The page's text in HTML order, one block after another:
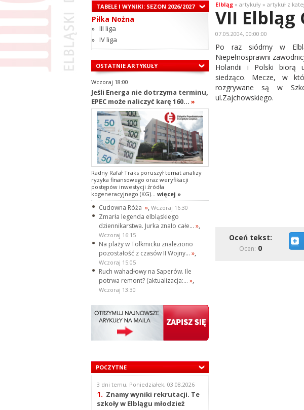
TABELE I WYNIKI: SEZON 2026/2027
Piłka Nożna
» III liga
» IV liga
OSTATNIE ARTYKUŁY
Wczoraj 18:00
Jeśli Energa nie dotrzyma terminu,
EPEC może naliczyć karę 160... »
Radny Rafał Traks poruszył temat analizy
ryzyka finansowego oraz weryfikacji
postępów inwestycji źródła
kogeneracyjnego (KG)... więcej »
Cudowna Róża », Wczoraj 16:30
Zmarła legenda elbląskiego
dziennikarstwa. Jurka znało całe... »,
Wczoraj 16:15
Na plaży w Tolkmicku znaleziono
pozostałość z czasów II Wojny... »,
Wczoraj 15:05
Ruch wahadłowy na Saperów. Ile
potrwa remont? (aktualizacja:... »,
Wczoraj 13:30
POCZYTNE
3 dni temu, Poniedziałek, 03.08.2026
1. Znamy wyniki rekrutacji. Te
szkoły w Elblągu młodzież
Elbląg» artykuły » artykuł z
VII Elbląg
07.05.2004, 00:00:00
Po raz siódmy w
Niepełnosprawni
Holandii i Polski biorą
siedząco. Mecze, w
rozgrywane są w
ul.Zajchowskiego.
Oceń tekst:
Ocen: 0